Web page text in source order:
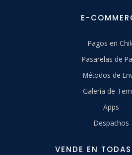
E-
Pagos en
Pasarelas de
Métodos de
Galería de
Apps
Despachos
VENDE EN